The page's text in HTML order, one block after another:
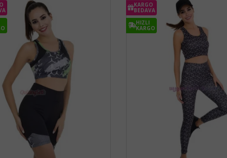
KARGO
BEDAVA
HIZLI
KARGO